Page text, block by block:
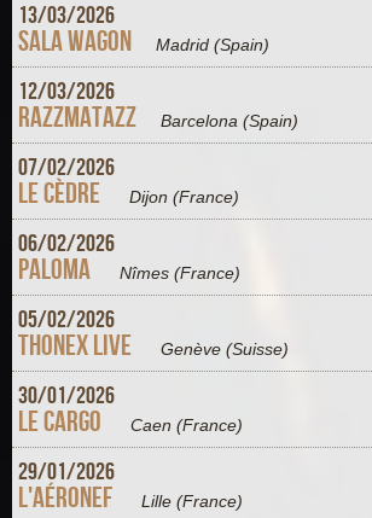
13/03/2026
Sala Wagon Madrid (Spain)
12/03/2026
Razzmatazz Barcelona (Spain)
07/02/2026
Le Cèdre Dijon (France)
06/02/2026
Paloma Nîmes (France)
05/02/2026
Thonex Live Genève (Suisse)
30/01/2026
Le Cargo Caen (France)
29/01/2026
L'Aéronef Lille (France)